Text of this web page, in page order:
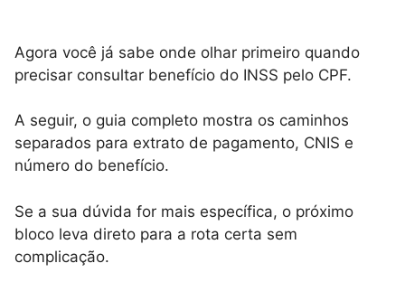
Agora você já sabe onde olhar primeiro quando
precisar consultar benefício do INSS pelo CPF.
A seguir, o guia completo mostra os caminhos
separados para extrato de pagamento, CNIS e
número do benefício.
Se a sua dúvida for mais específica, o próximo
bloco leva direto para a rota certa sem
complicação.